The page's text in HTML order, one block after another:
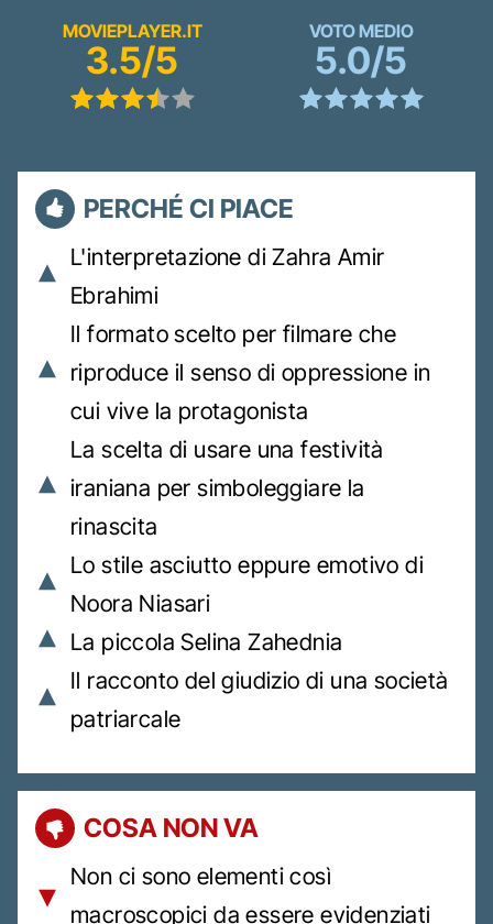
MOVIEPLAYER.IT
3.5/5
VOTO MEDIO
5.0/5
PERCHÉ CI PIACE
L'interpretazione di Zahra Amir
Ebrahimi
Il formato scelto per filmare che
riproduce il senso di oppressione in
cui vive la protagonista
La scelta di usare una festività
iraniana per simboleggiare la
rinascita
Lo stile asciutto eppure emotivo di
Noora Niasari
La piccola Selina Zahednia
Il racconto del giudizio di una società
patriarcale
COSA NON VA
Non ci sono elementi così
macroscopici da essere evidenziati